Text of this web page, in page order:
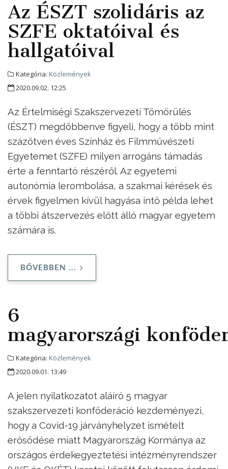
Az ÉSZT szolidáris az
SZFE oktatóival és
hallgatóival
Kategória: Közlemények
2020.09.02. 12:25
Az Értelmiségi Szakszervezeti Tömörülés
(ÉSZT) megdöbbenve figyeli, hogy a több mint
százötven éves Színház és Filmművészeti
Egyetemet (SZFE) milyen arrogáns támadás
érte a fenntartó részéről. Az egyetemi
autonómia lerombolása, a szakmai kérések és
érvek figyelmen kívül hagyása intő példa lehet
a többi átszervezés előtt álló magyar egyetem
számára is.
BŐVEBBEN ...
6
magyarországi
Kategória: Közlemények
2020.09.01. 13:49
A jelen nyilatkozatot aláíró 5 magyar
szakszervezeti konföderáció kezdeményezi,
hogy a Covid-19 járványhelyzet ismételt
erősödése miatt Magyarország Kormánya az
országos érdekegyeztetési intézményrendszer